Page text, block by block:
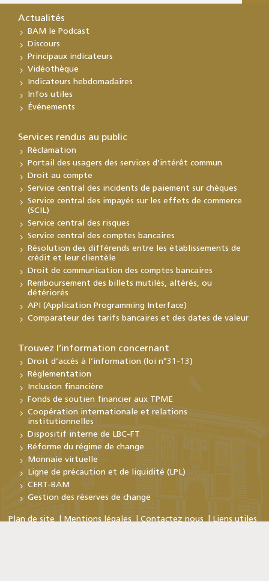
Actualités
BAM le Podcast
Discours
Principaux indicateurs
Vidéothèque
Indicateurs hebdomadaires
Infos utiles
Événements
Services rendus au public
Réclamation
Portail des usagers des services d’intérêt commun
Droit au compte
Service central des incidents de paiement sur chèques
Service central des impayés sur les effets de commerce
(SCIL)
Service central des risques
Service central des comptes bancaires
Résolution des différends entre les établissements de
crédit et leur clientèle
Droit de communication des comptes bancaires
Remboursement des billets mutilés, altérés, ou
détériorés
API (Application Programming Interface)
Comparateur des tarifs bancaires et des dates de valeur
Trouvez l’information concernant
Droit d’accès à l’information (loi n°31-13)
Réglementation
Inclusion financière
Fonds de soutien financier aux TPME
Coopération internationale et relations
institutionnelles
Dispositif interne de LBC-FT
Réforme du régime de change
Monnaie virtuelle
Ligne de précaution et de liquidité (LPL)
CERT-BAM
Gestion des réserves de change
Plan de site Mentions légales Contactez nous Liens utiles